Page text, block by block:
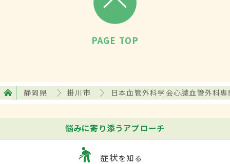
PAGE TOP
静岡県 掛川市 日本血管外科学会心臓血管外科
悩みに寄り添うアプローチ
症状を知る